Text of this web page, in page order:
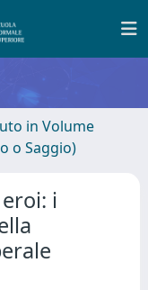
in Volume
o Saggio)
i